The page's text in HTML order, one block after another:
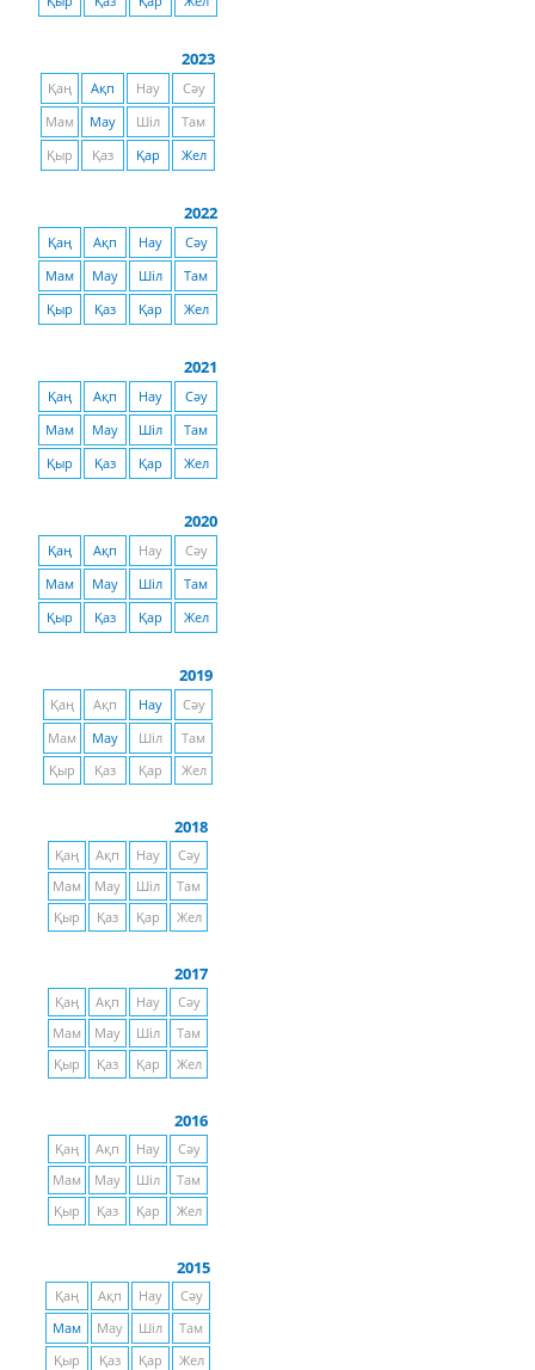
2023
Қаң Ақп Нау
Сәу
Мам
Мау Шіл
Там
Қыр
Қаз Қар Жел
2022
Қаң Ақп Нау
Сәу
Мам
Мау Шіл
Там
Қыр
Қаз Қар Жел
2021
Қаң Ақп Нау
Сәу
Мам
Мау Шіл
Там
Қыр
Қаз Қар Жел
2020
Қаң Ақп Нау
Сәу
Мам
Мау Шіл
Там
Қыр
Қаз Қар Жел
2019
Қаң Ақп Нау
Сәу
Мам
Мау Шіл
Там
Қыр
Қаз Қар Жел
2018
Қаң Ақп Нау
Сәу
Мам
Мау Шіл
Там
Қыр
Қаз Қар Жел
2017
Қаң Ақп Нау
Сәу
Мам
Мау Шіл
Там
Қыр
Қаз Қар Жел
2016
Қаң Ақп Нау
Сәу
Мам
Мау Шіл
Там
Қыр
Қаз Қар Жел
2015
Қаң Ақп Нау
Сәу
Мам
Мау Шіл
Там
Қыр
Қаз Қар Жел